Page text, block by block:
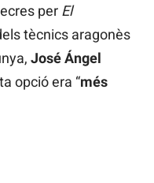
per El
tècnics aragonès
José Ángel
opció era “més